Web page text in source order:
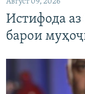
Август 09, 2026
Истифода
барои